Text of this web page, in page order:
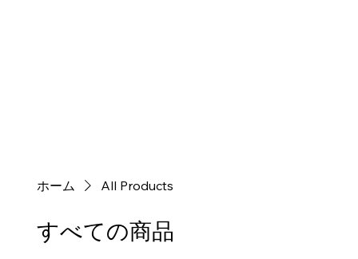
ホーム All Products
すべての商品